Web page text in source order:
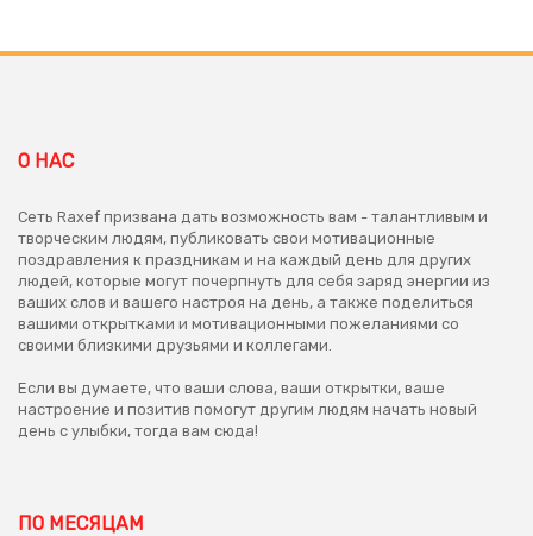
О НАС
Сеть Raxef призвана дать возможность вам - талантливым и
творческим людям, публиковать свои мотивационные
поздравления к праздникам и на каждый день для других
людей, которые могут почерпнуть для себя заряд энергии из
ваших слов и вашего настроя на день, а также поделиться
вашими открытками и мотивационными пожеланиями со
своими близкими друзьями и коллегами.
Если вы думаете, что ваши слова, ваши открытки, ваше
настроение и позитив помогут другим людям начать новый
день с улыбки, тогда вам сюда!
ПО МЕСЯЦАМ